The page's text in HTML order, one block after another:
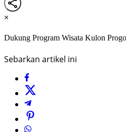
×
Dukung Program Wisata Kulon
Sebarkan artikel ini